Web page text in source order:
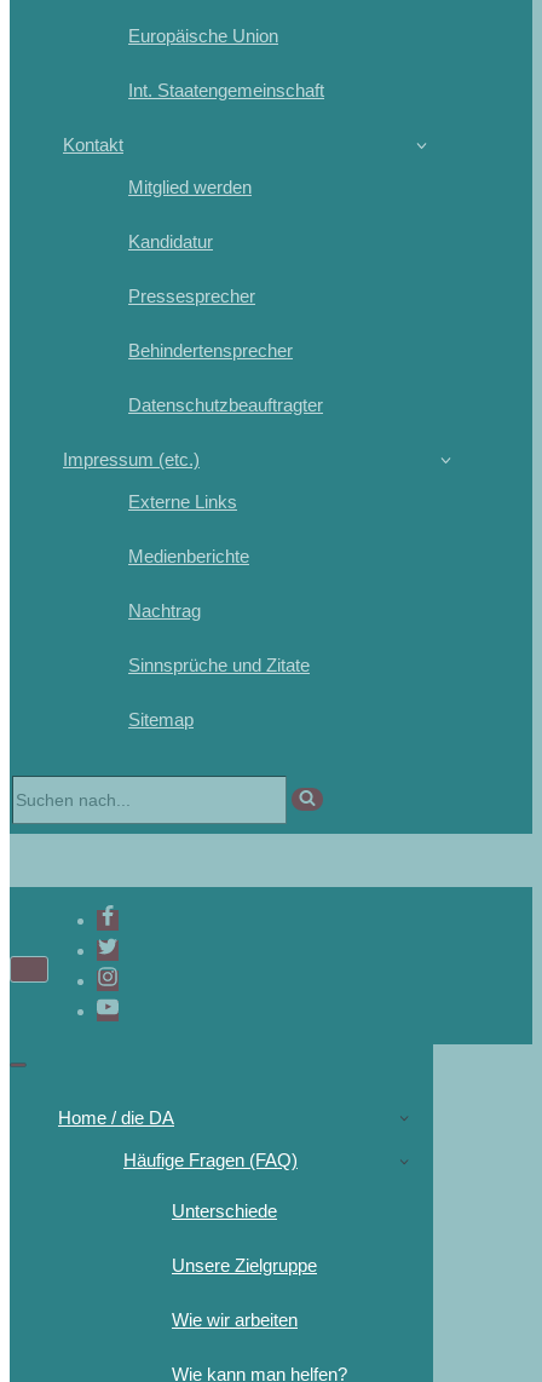
Europäische Union
Int. Staatengemeinschaft
Kontakt
Mitglied werden
Kandidatur
Pressesprecher
Behindertensprecher
Datenschutzbeauftragter
Impressum (etc.)
Externe Links
Medienberichte
Nachtrag
Sinnsprüche und Zitate
Sitemap
Home / die DA
Häufige Fragen (FAQ)
Unterschiede
Unsere Zielgruppe
Wie wir arbeiten
Wie kann man helfen?